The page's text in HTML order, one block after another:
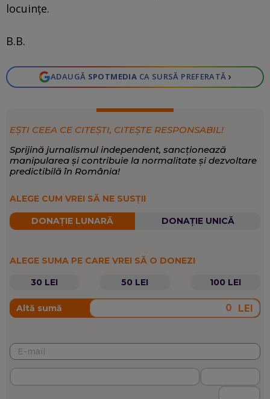
locuințe.
B.B.
ADAUGĂ SPOTMEDIA CA SURSĂ PREFERATĂ ›
EȘTI CEEA CE CITEȘTI, CITEȘTE RESPONSABIL!
Sprijină jurnalismul independent, sancționează
manipularea și contribuie la normalitate și dezvoltare
predictibilă în România!
ALEGE CUM VREI SĂ NE SUSȚII
DONAȚIE LUNARĂ DONAȚIE UNICĂ
ALEGE SUMA PE CARE VREI SĂ O DONEZI
30 LEI
50 LEI 100 LEI
Altă sumă LEI